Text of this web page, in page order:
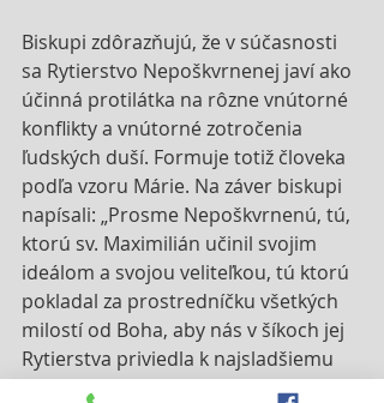
Biskupi zdôrazňujú, že v súčasnosti
sa Rytierstvo Nepoškvrnenej javí ako
účinná protilátka na rôzne vnútorné
konflikty a vnútorné zotročenia
ľudských duší. Formuje totiž človeka
podľa vzoru Márie. Na záver biskupi
napísali: „Prosme Nepoškvrnenú, tú,
ktorú sv. Maximilián učinil svojim
ideálom a svojou veliteľkou, tú ktorú
pokladal za prostredníčku všetkých
milostí od Boha, aby nás v šíkoch jej
Rytierstva priviedla k najsladšiemu
srdcu Pána Ježiša“.